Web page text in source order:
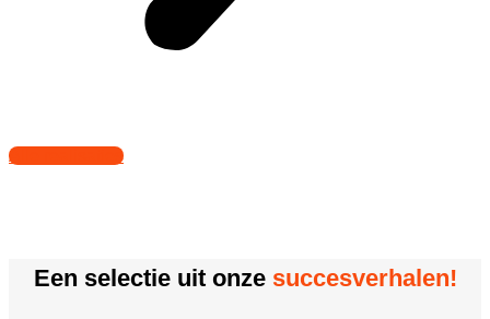
Alle realisaties
Een selectie uit onze succesverhalen!